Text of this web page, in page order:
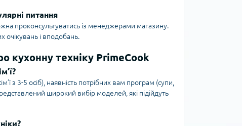
питання
проконсультуватись із менеджерами магазину.
очікувань і вподобань.
кухонну техніку PrimeCook
з 3-5 осіб), наявність потрібних вам програм (супи,
широкий вибір моделей, які підійдуть